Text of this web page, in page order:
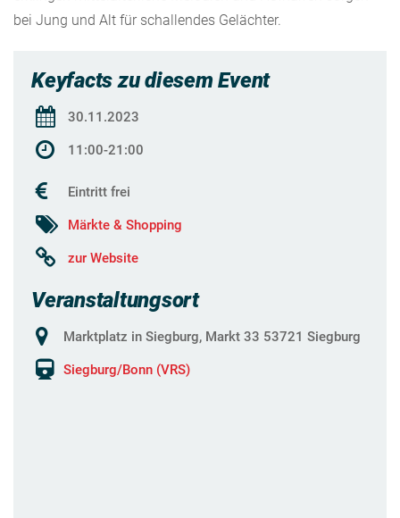
bei Jung und Alt für schallendes Gelächter.
Keyfacts zu diesem Event
30.11.2023
11:00-21:00
Eintritt frei
Märkte & Shopping
zur Website
Veranstaltungsort
Marktplatz in Siegburg, Markt 33 53721 Siegburg
Siegburg/Bonn (VRS)